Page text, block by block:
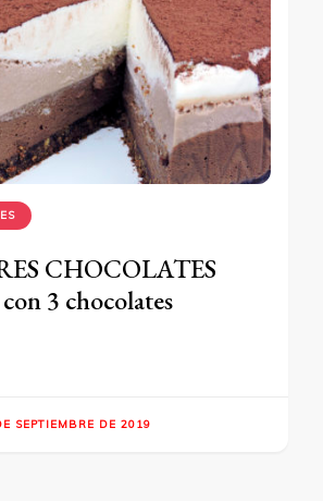
CHOCOLATES
3 chocolates
SEPTIEMBRE DE 2019